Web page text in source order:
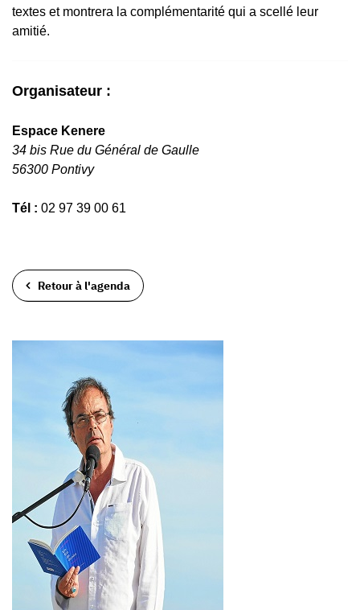
textes et montrera la complémentarité qui a scellé leur
amitié.
Organisateur :
Espace Kenere
34 bis Rue du Général de Gaulle
56300 Pontivy
Tél : 02 97 39 00 61
Retour à l'agenda